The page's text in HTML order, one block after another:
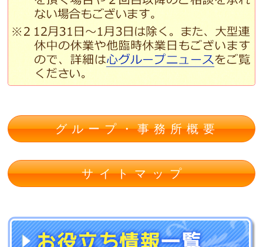
グループ・事務所概要
サイトマップ